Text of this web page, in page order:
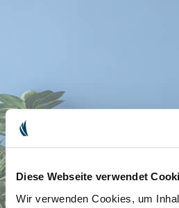
Diese Webseite verwendet
Wir verwenden Cookies, um